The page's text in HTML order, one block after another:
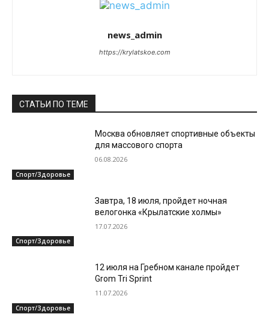
news_admin
https://krylatskoe.com
СТАТЬИ ПО ТЕМЕ
Спорт/Здоровье
Москва обновляет спортивные объекты
для массового спорта
06.08.2026
Спорт/Здоровье
Завтра, 18 июля, пройдет ночная
велогонка «Крылатские холмы»
17.07.2026
Спорт/Здоровье
12 июля на Гребном канале пройдет
Grom Tri Sprint
11.07.2026